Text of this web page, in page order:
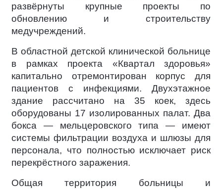
развёрнуты крупные проекты по
обновлению и строительству
медучреждений.
В областной детской клинической больнице
в рамках проекта «Квартал здоровья»
капитально отремонтирован корпус для
пациентов с инфекциями. Двухэтажное
здание рассчитано на 35 коек, здесь
оборудованы 17 изолированных палат. Два
бокса — мельцеровского типа — имеют
системы фильтрации воздуха и шлюзы для
персонала, что полностью исключает риск
перекрёстного заражения.
Общая территория больницы и